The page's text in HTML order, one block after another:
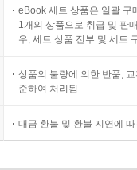
eBook 세트 상품은 일괄 구
1개의 상품으로 취급 및 판
우, 세트 상품 전부 및 세트
상품의 불량에 의한 반품,
준하여 처리됨
대금 환불 및 환불 지연에